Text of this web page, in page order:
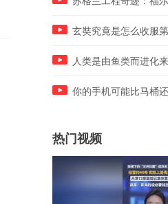
玄奘究竟是怎么收服
人类是由鱼类而进化
你的手机可能比马桶
热门视频